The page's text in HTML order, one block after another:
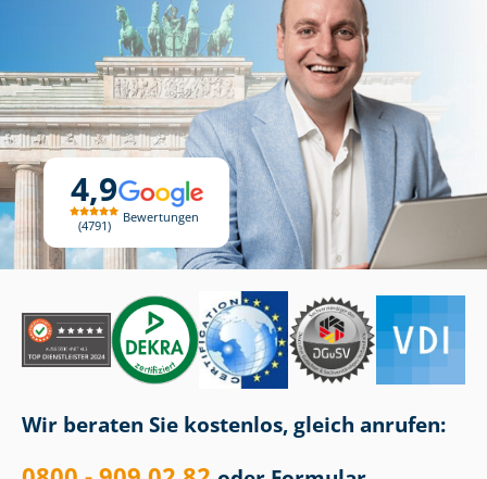
4,9
4791
Bewertungen
Wir beraten Sie kostenlos, gleich anrufen: